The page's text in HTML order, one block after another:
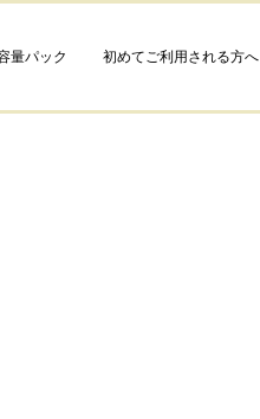
量パック 初めてご利用される方へ